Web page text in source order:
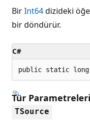
BirInt64dizideki
bir döndürür.
C#
public static long
Tür Parametreleri
TSource